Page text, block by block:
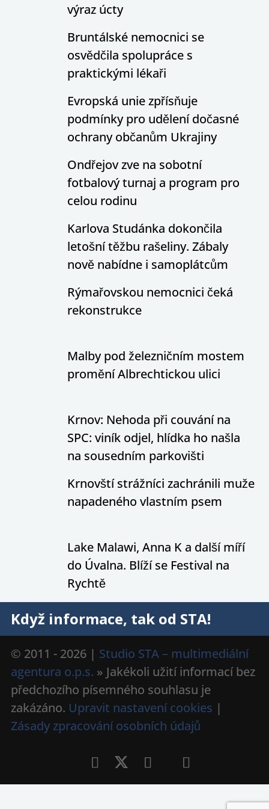
výraz úcty
Bruntálské nemocnici se
osvědčila spolupráce s
praktickými lékaři
Evropská unie zpřísňuje
podmínky pro udělení dočasné
ochrany občanům Ukrajiny
Ondřejov zve na sobotní
fotbalový turnaj a program pro
celou rodinu
Karlova Studánka dokončila
letošní těžbu rašeliny. Zábaly
nově nabídne i samoplátcům
Rýmařovskou nemocnici čeká
rekonstrukce
Malby pod železničním mostem
promění Albrechtickou ulici
Krnov: Nehoda při couvání na
SPC: viník odjel, hlídka ho našla
na sousedním parkovišti
Krnovští strážníci zachránili muže
napadeného vlastním psem
Lake Malawi, Anna K a další míří
do Úvalna. Blíží se Festival na
Rychtě
Když informace, tak od STA!
© 2011 - 2026 | Studio STA – multimediální
agentura o.p.s. » Jakékoli užití informací bez
předchozího písemného souhlasu je
zakázáno. Upravit nastavení cookies |
Zásady zpracování osobních údajů